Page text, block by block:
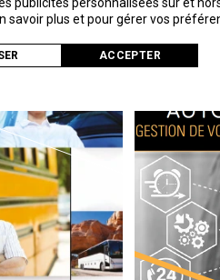
savoir plus et pour gérer vos
ACCEPTER